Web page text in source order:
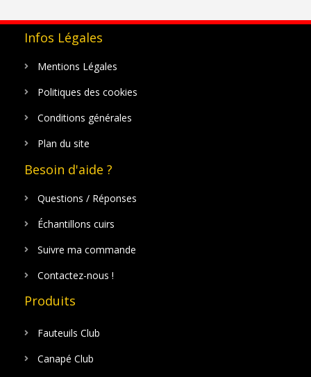
Lost password?
Infos Légales
Mentions Légales
Politiques des cookies
Conditions générales
Plan du site
Besoin d'aide ?
Questions / Réponses
Échantillons cuirs
Suivre ma commande
Contactez-nous !
Produits
Fauteuils Club
Canapé Club